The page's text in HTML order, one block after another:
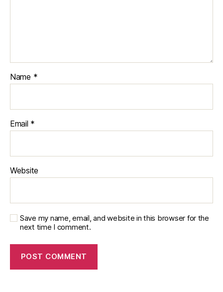
Name *
Email *
Website
Save my name, email, and website in this browser for the
next time I comment.